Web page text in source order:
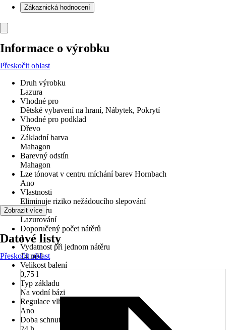
Zákaznická hodnocení
Informace o výrobku
Přeskočit oblast
Druh výrobku
Lazura
Vhodné pro
Dětské vybavení na hraní, Nábytek, Pokrytí
Vhodné pro podklad
Dřevo
Základní barva
Mahagon
Barevný odstín
Mahagon
Lze tónovat v centru míchání barev Hornbach
Ano
Vlastnosti
Eliminuje riziko nežádoucího slepování
typ nátěru
Lazurování
Doporučený počet nátěrů
1
Vydatnost při jednom nátěru
14 m²/l
Velikost balení
0,75 l
Typ základu
Na vodní bázi
Regulace vlhkosti
Ano
Doba schnutí cca
Zobrazit více
Datové listy
Přeskočit oblast